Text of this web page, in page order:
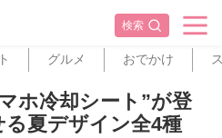
検索
グルメ おでかけ
ホ冷却シート”が登
夏デザイン全4種